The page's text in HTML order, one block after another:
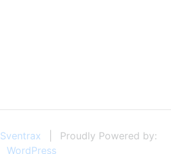
Sventrax
Proudly Powered by:
WordPress